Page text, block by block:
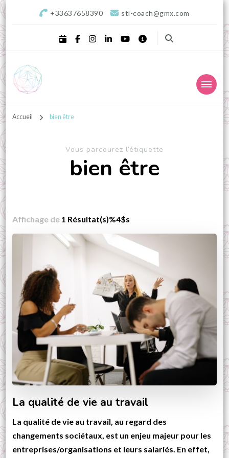
+33637658390 stl-coach@gmx.com
STL Coaching
professionnel, Sophrologie
personnel – Landes,
Aquitaine
Accueil bien être
Vous parcourez l’étiquette
bien être
Affichage de 1 Résultat(s)%4$s
La qualité de vie au travail
La qualité de vie au travail, au regard des
changements sociétaux, est un enjeu majeur pour les
entreprises/organisations et leurs salariés. En effet,